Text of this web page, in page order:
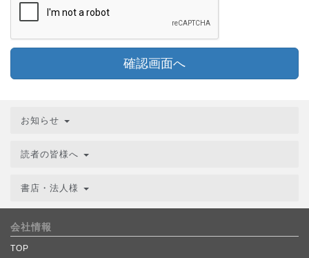
確認画面へ
お知らせ
読者の皆様へ
書店・法人様
会社情報
TOP